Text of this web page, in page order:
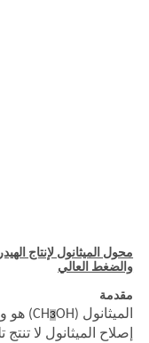
محول الميثانول لإنتاج
والضغط العالي
مقدمة
الميثانول (CH
3OH) هو وقود نظيف وفعال
إصلاح الميثانول لا تنتج